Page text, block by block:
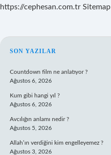
https://cephesan.com.tr Sitemap
SIDEBAR
SON YAZILAR
Countdown film ne anlatıyor ?
Ağustos 6, 2026
Kum gibi hangi yıl ?
Ağustos 6, 2026
Avcılığın anlamı nedir ?
Ağustos 5, 2026
Allah’ın verdiğini kim engelleyemez ?
Ağustos 3, 2026